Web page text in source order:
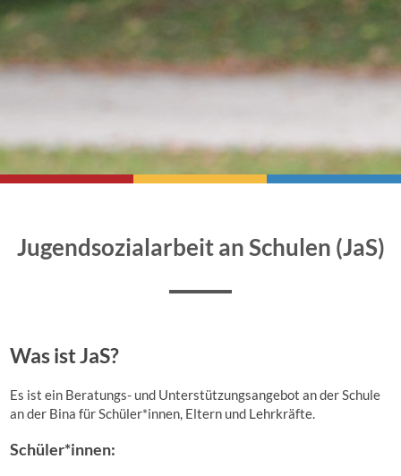
Jugendsozialarbeit an Schulen (JaS)
Was istJaS?
Es ist ein Beratungs- und Unterstützungsangebot an der Schule
an der Binafür Schüler*innen, Eltern und Lehrkräfte.
Schüler*innen: